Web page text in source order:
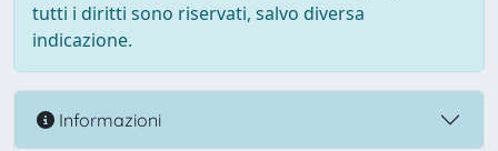
tutti i diritti sono riservati, salvo diversa
indicazione.
Informazioni